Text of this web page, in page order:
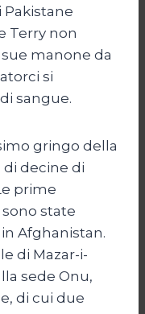
Terry non
manone da
si
sangue.
gringo della
di decine di
prime
state
Afghanistan.
di Mazar-i-
sede Onu,
di cui due